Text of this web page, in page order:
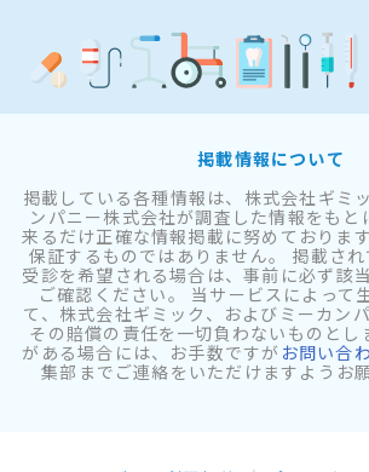
掲載情報について
掲載している各種情報は、株式会社ギミ
ンパニー株式会社が調査した情報をもと
来るだけ正確な情報掲載に努めておりま
保証するものではありません。 掲載さ
受診を希望される場合は、事前に必ず該
ご確認ください。 当サービスによって
て、株式会社ギミック、およびミーカン
その賠償の責任を一切負わないものとし
がある場合には、お手数ですが お問い合
集部までご連絡をいただけますようお